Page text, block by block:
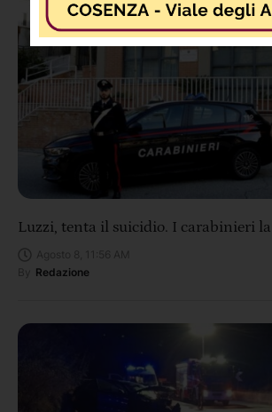
Luzzi, tenta il suicidio. I carabinieri
Redazione